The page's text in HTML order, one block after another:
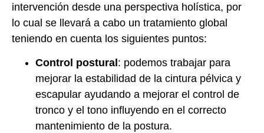
intervención desde una perspectiva holística, por
lo cual se llevará a cabo un tratamiento global
teniendo en cuenta los siguientes puntos:
Control postural : podemos trabajar para
mejorar la estabilidad de la cintura pélvica y
escapular ayudando a mejorar el control de
tronco y el tono influyendo en el correcto
mantenimiento de la postura.